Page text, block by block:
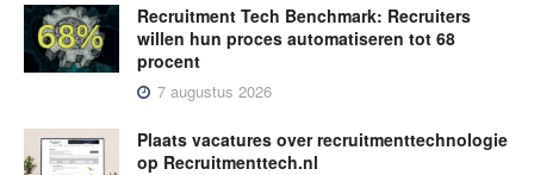
Recruitment Tech Benchmark: Recruiters
willen hun proces automatiseren tot 68
procent
7 augustus 2026
Plaats vacatures over recruitmenttechnologie
op Recruitmenttech.nl